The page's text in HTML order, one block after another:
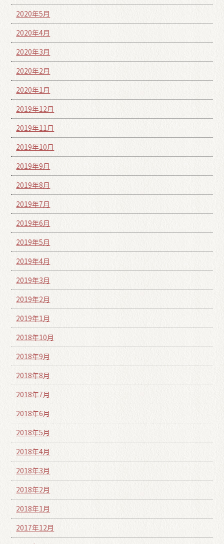
2020年5月
2020年4月
2020年3月
2020年2月
2020年1月
2019年12月
2019年11月
2019年10月
2019年9月
2019年8月
2019年7月
2019年6月
2019年5月
2019年4月
2019年3月
2019年2月
2019年1月
2018年10月
2018年9月
2018年8月
2018年7月
2018年6月
2018年5月
2018年4月
2018年3月
2018年2月
2018年1月
2017年12月